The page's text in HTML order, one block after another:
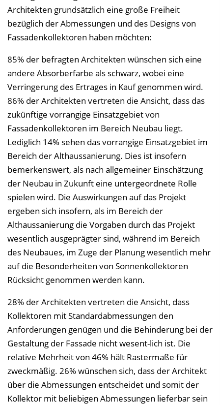
Architekten grundsätzlich eine große Freiheit
bezüglich der Abmessungen und des Designs von
Fassadenkollektoren haben möchten:
85% der befragten Architekten wünschen sich eine
andere Absorberfarbe als schwarz, wobei eine
Verringerung des Ertrages in Kauf genommen wird.
86% der Architekten vertreten die Ansicht, dass das
zukünftige vorrangige Einsatzgebiet von
Fassadenkollektoren im Bereich Neubau liegt.
Lediglich 14% sehen das vorrangige Einsatzgebiet im
Bereich der Althaussanierung. Dies ist insofern
bemerkenswert, als nach allgemeiner Einschätzung
der Neubau in Zukunft eine untergeordnete Rolle
spielen wird. Die Auswirkungen auf das Projekt
ergeben sich insofern, als im Bereich der
Althaussanierung die Vorgaben durch das Projekt
wesentlich ausgeprägter sind, während im Bereich
des Neubaues, im Zuge der Planung wesentlich mehr
auf die Besonderheiten von Sonnenkollektoren
Rücksicht genommen werden kann.
28% der Architekten vertreten die Ansicht, dass
Kollektoren mit Standardabmessungen den
Anforderungen genügen und die Behinderung bei der
Gestaltung der Fassade nicht wesent-lich ist. Die
relative Mehrheit von 46% hält Rastermaße für
zweckmäßig. 26% wünschen sich, dass der Architekt
über die Abmessungen entscheidet und somit der
Kollektor mit beliebigen Abmessungen lieferbar sein